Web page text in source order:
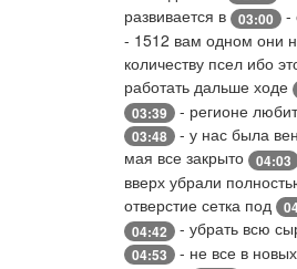
развивается в
03:00 -
- 1512 вам одном они
количеству псел ибо
работать дальше ходе
03:39 - регионе
03:48 - у нас была
мая все закрыто
04:03
вверх убрали
отверстие сетка под
04:42 - убрать всю
04:53 - не все в